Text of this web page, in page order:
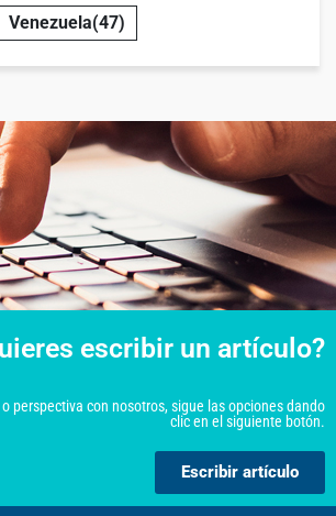
Venezuela(47)
escribir un artículo?
perspectiva con nosotros, sigue las opciones dando
clic en el siguiente botón.
Escribir artículo